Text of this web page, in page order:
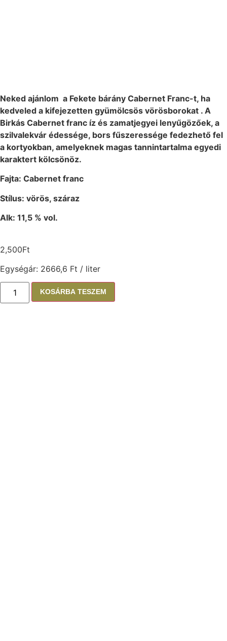
Neked ajánlom a Fekete bárány Cabernet Franc-t, ha
kedveled a kifejezetten gyümölcsös vörösborokat . A
Birkás Cabernet franc íz és zamatjegyei lenyűgözőek, a
szilvalekvár édessége, bors fűszeressége fedezhető fel
a kortyokban, amelyeknek magas tannintartalma egyedi
karaktert kölcsönöz.
Fajta: Cabernet franc
Stílus: vörös, száraz
Alk: 11,5 % vol.
2,500Ft
Egységár: 2666,6 Ft / liter
KOSÁRBA TESZEM